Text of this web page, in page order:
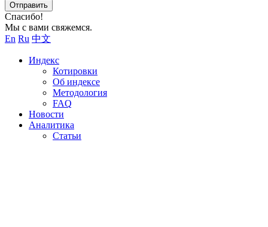
Отправить
Спасибо!
Мы с вами свяжемся.
En Ru 中文
Индекс
Котировки
Об индексе
Методология
FAQ
Новости
Аналитика
Статьи